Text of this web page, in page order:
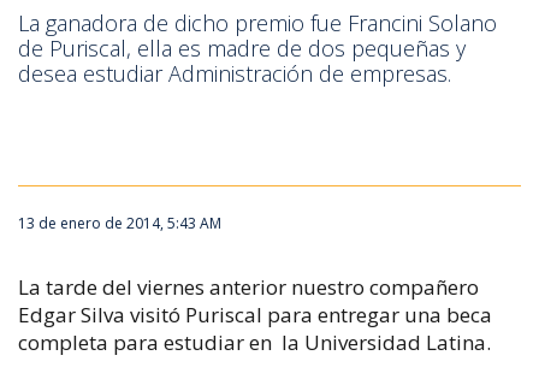
La ganadora de dicho premio fue Francini Solano
de Puriscal, ella es madre de dos pequeñas y
desea estudiar Administración de empresas.
13 de enero de 2014, 5:43 AM
La tarde del viernes anterior nuestro compañero
Edgar Silva visitó Puriscal para entregar una beca
completa para estudiar en la Universidad Latina.